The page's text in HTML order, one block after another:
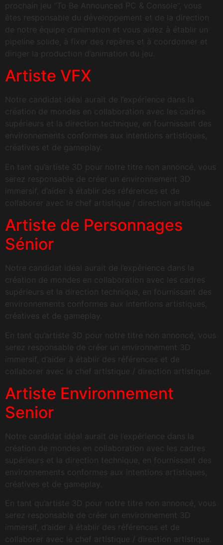
prochain jeu “To Be Announced PC & Console”, vous
êtes responsable du développement et de la direction
de notre équipe d’animation et vous aidez à établir un
pipeline solide, à fixer des repères et à coordonner et
diriger la production d’animation du jeu.
Artiste VFX
Notre candidat idéal aurait de l’expérience dans la
création de mondes en collaboration avec les cadres
supérieurs et la direction technique, en fournissant des
environnements conformes aux intentions artistiques,
créatives et de gameplay.
En tant qu’artiste 3D pour notre titre non annoncé, vous
serez responsable de créer un environnement 3D
immersif, d’aider à établir des références et de
collaborer avec le chef artistique / direction artistique.
Artiste de Personnages
Sénior
Notre candidat idéal aurait de l’expérience dans la
création de mondes en collaboration avec les cadres
supérieurs et la direction technique, en fournissant des
environnements conformes aux intentions artistiques,
créatives et de gameplay.
En tant qu’artiste 3D pour notre titre non annoncé, vous
serez responsable de créer un environnement 3D
immersif, d’aider à établir des références et de
collaborer avec le chef artistique / direction artistique.
Artiste Environnement
Senior
Notre candidat idéal aurait de l’expérience dans la
création de mondes en collaboration avec les cadres
supérieurs et la direction technique, en fournissant des
environnements conformes aux intentions artistiques,
créatives et de gameplay.
En tant qu’artiste 3D pour notre titre non annoncé, vous
serez responsable de créer un environnement 3D
immersif, d’aider à établir des références et de
collaborer avec le chef artistique / direction artistique.